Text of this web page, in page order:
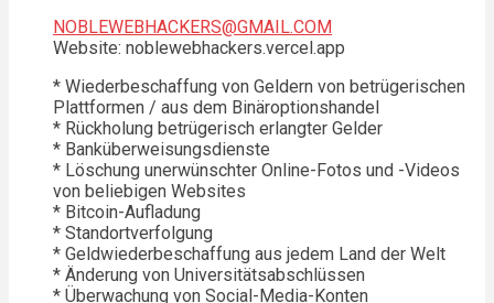
NOBLEWEBHACKERS@GMAIL.COM
Website: noblewebhackers.vercel.app
* Wiederbeschaffung von Geldern von betrügerischen
Plattformen / aus dem Binäroptionshandel
* Rückholung betrügerisch erlangter Gelder
* Banküberweisungsdienste
* Löschung unerwünschter Online-Fotos und -Videos
von beliebigen Websites
* Bitcoin-Aufladung
* Standortverfolgung
* Geldwiederbeschaffung aus jedem Land der Welt
* Änderung von Universitätsabschlüssen
* Überwachung von Social-Media-Konten